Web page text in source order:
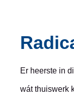
Er heerste in
wát thuiswerk